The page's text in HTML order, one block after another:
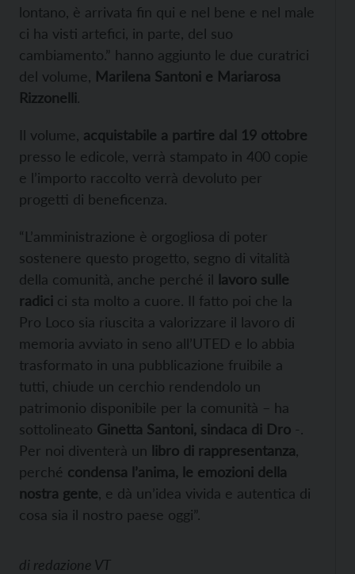
lontano, è arrivata fin qui e nel bene e nel male
ci ha visti artefici, in parte, del suo
cambiamento.” hanno aggiunto le due curatrici
del volume, Marilena Santoni e Mariarosa
Rizzonelli.
Il volume, acquistabile a partire dal 19 ottobre
presso le edicole, verrà stampato in 400 copie
e l’importo raccolto verrà devoluto per
progetti di beneficenza.
“L’amministrazione è orgogliosa di poter
sostenere questo progetto, segno di vitalità
della comunità, anche perché il lavoro sulle
radici ci sta molto a cuore. Il fatto poi che la
Pro Loco sia riuscita a valorizzare il lavoro di
memoria avviato in seno all’UTED e lo abbia
trasformato in una pubblicazione fruibile a
tutti, chiude un cerchio rendendolo un
patrimonio disponibile per la comunità – ha
sottolineato Ginetta Santoni, sindaca di Dro -.
Per noi diventerà un libro di rappresentanza
perché condensa l’anima, le emozioni della
nostra gente , e dà un’idea vivida e autentica di
cosa sia il nostro paese oggi”.
di redazione VT